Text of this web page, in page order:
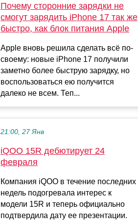
Почему сторонние зарядки не
смогут зарядить iPhone 17 так же
быстро, как блок питания Apple
Apple вновь решила сделать всё по-
своему: новые iPhone 17 получили
заметно более быструю зарядку, но
воспользоваться ею получится
далеко не всем. Теп...
21:00, 27 Янв
iQOO 15R дебютирует 24
февраля
Компания iQOO в течение последних
недель подогревала интерес к
модели 15R и теперь официально
подтвердила дату ее презентации.